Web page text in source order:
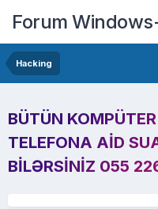
Forum
Hacking
BÜTÜN
TELEFONA AID
BILƏRSINIZ 055